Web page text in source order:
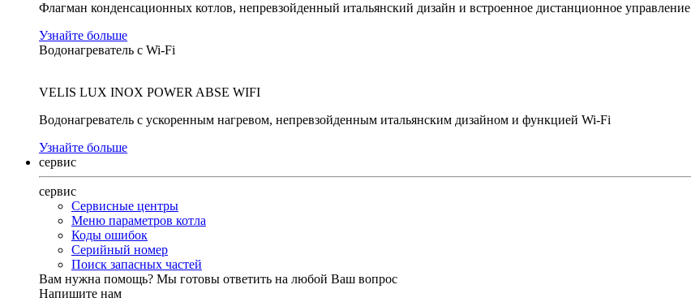
Флагман конденсационных котлов, непревзойденный итальянский дизайн и встроенное дистанционное управление
Узнайте больше
Водонагреватель с Wi-Fi
VELIS LUX INOX POWER ABSE WIFI
Водонагреватель с ускоренным нагревом, непревзойденным итальянским дизайном и функцией Wi-Fi
Узнайте больше
сервис
сервис
Сервисные центры
Меню параметров котла
Коды ошибок
Серийный номер
Поиск запасных частей
Вам нужна помощь? Мы готовы ответить на любой Ваш вопрос
Напишите нам